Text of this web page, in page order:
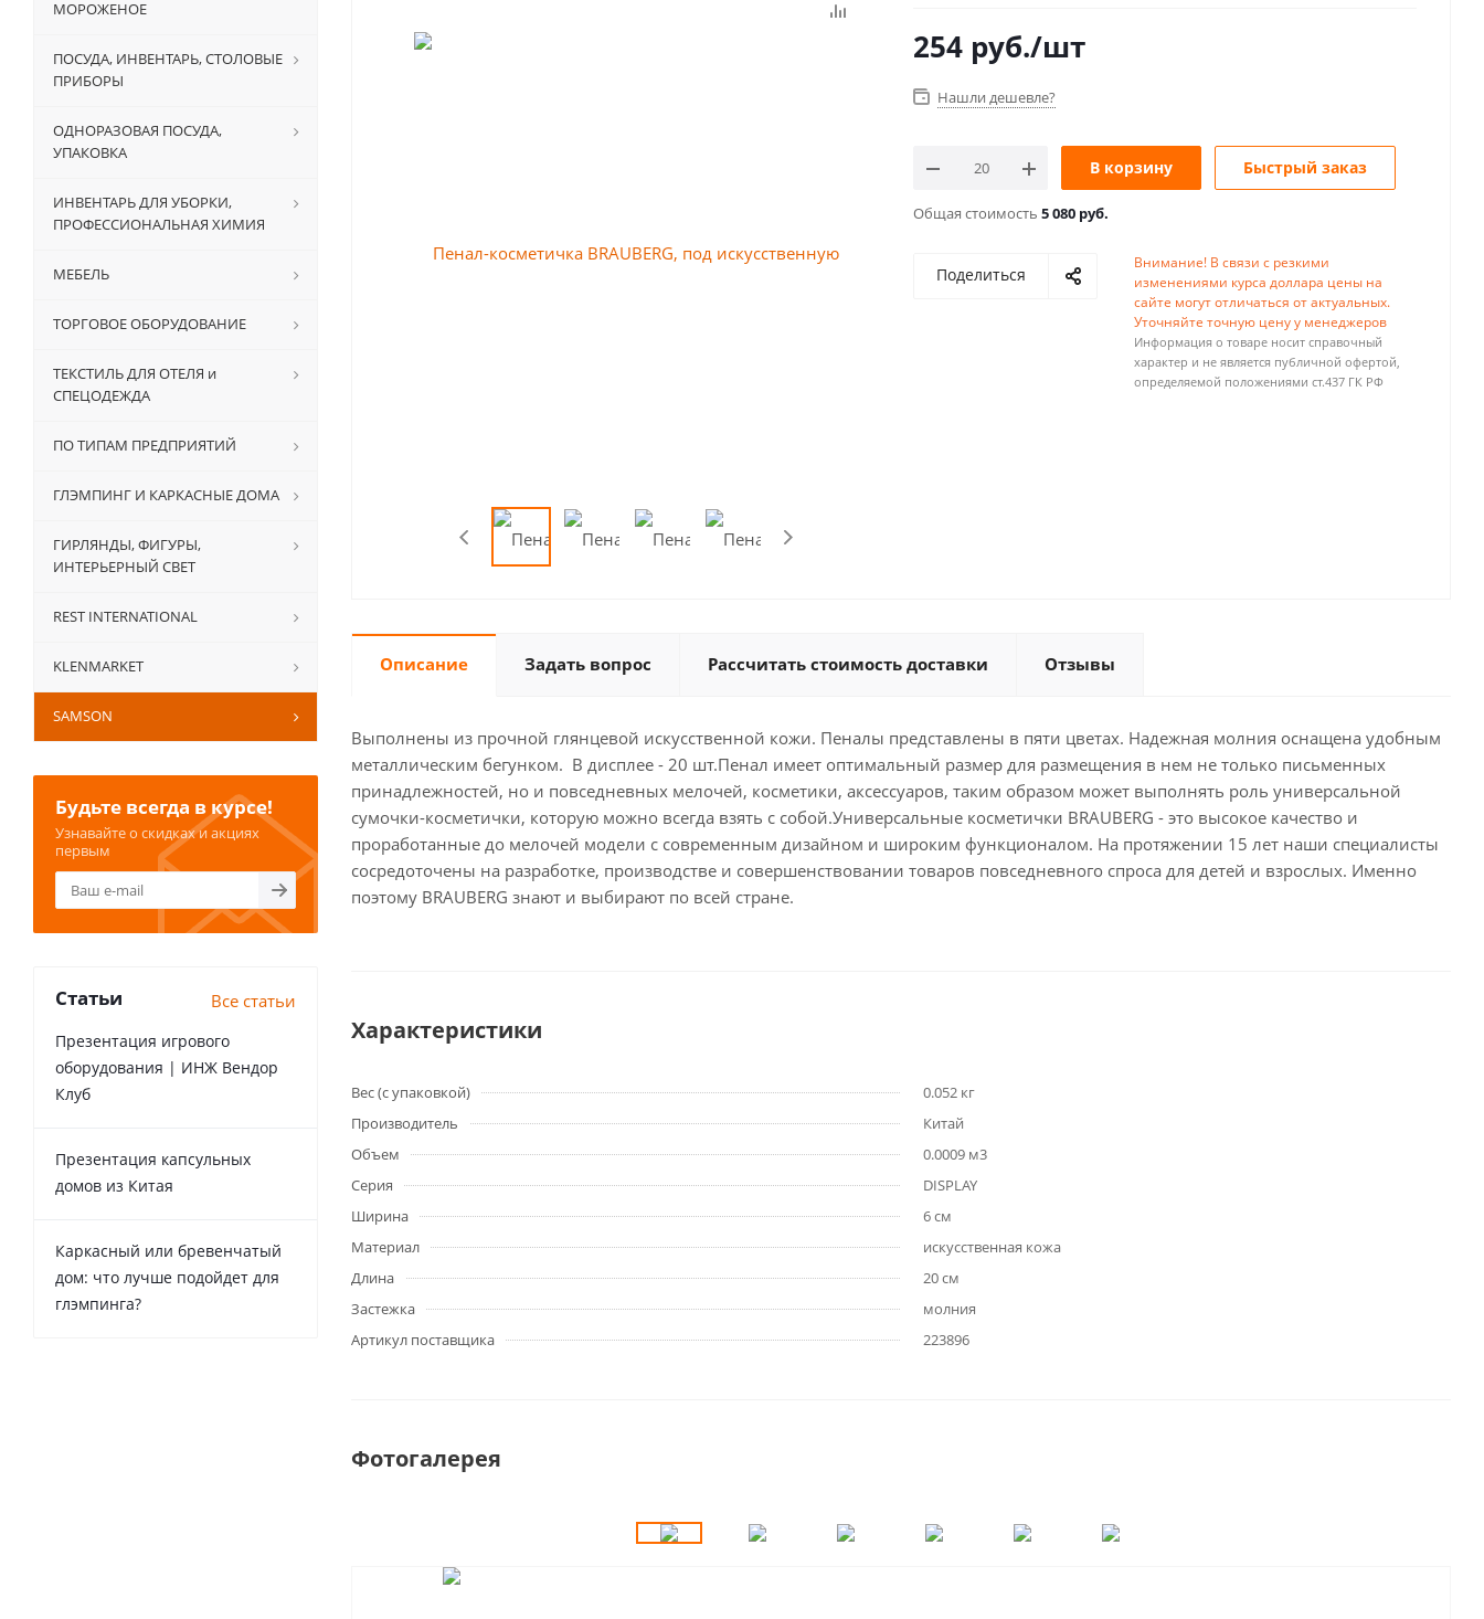
254 руб./шт
Нашли дешевле?
В корзину Быстрый заказ
Общая стоимость 5 080 руб.
Поделиться
Внимание! В связи с резкими
изменениями курса доллара цены на
сайте могут отличаться от актуальных.
Уточняйте точную цену у менеджеров
Информация о товаре носит справочный
характер и не является публичной офертой,
определяемой положениями ст.437 ГК РФ
Описание Задать вопрос Рассчитать стоимость доставки Отзывы
Выполнены из прочной глянцевой искусственной кожи. Пеналы представлены в пяти цветах. Надежная молния оснащена удобным
металлическим бегунком. В дисплее - 20 шт.Пенал имеет оптимальный размер для размещения в нем не только письменных
принадлежностей, но и повседневных мелочей, косметики, аксессуаров, таким образом может выполнять роль универсальной
сумочки-косметички, которую можно всегда взять с собой.Универсальные косметички BRAUBERG - это высокое качество и
проработанные до мелочей модели с современным дизайном и широким функционалом. На протяжении 15 лет наши специалисты
сосредоточены на разработке, производстве и совершенствовании товаров повседневного спроса для детей и взрослых. Именно
поэтому BRAUBERG знают и выбирают по всей стране.
Характеристики
Вес (с упаковкой)
0.052 кг
Производитель
Китай
Объем
0.0009 м3
Серия
DISPLAY
Ширина
6 см
Материал
искусственная кожа
Длина
20 см
Застежка
молния
Артикул поставщика
223896
Фотогалерея
МОРОЖЕНОЕ
ПОСУДА, ИНВЕНТАРЬ, СТОЛОВЫЕ
ПРИБОРЫ
ОДНОРАЗОВАЯ ПОСУДА,
УПАКОВКА
ИНВЕНТАРЬ ДЛЯ УБОРКИ,
ПРОФЕССИОНАЛЬНАЯ ХИМИЯ
МЕБЕЛЬ
ТОРГОВОЕ ОБОРУДОВАНИЕ
ТЕКСТИЛЬ ДЛЯ ОТЕЛЯ и
СПЕЦОДЕЖДА
ПО ТИПАМ ПРЕДПРИЯТИЙ
ГЛЭМПИНГ И КАРКАСНЫЕ ДОМА
ГИРЛЯНДЫ, ФИГУРЫ,
ИНТЕРЬЕРНЫЙ СВЕТ
REST INTERNATIONAL
KLENMARKET
SAMSON
Будьте всегда в курсе!
Узнавайте о скидках и акциях
первым
Статьи Все статьи
Презентация игрового
оборудования | ИНЖ Вендор
Клуб
Презентация капсульных
домов из Китая
Каркасный или бревенчатый
дом: что лучше подойдет для
глэмпинга?